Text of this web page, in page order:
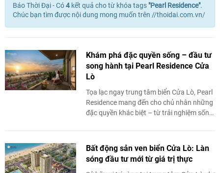
Báo Thời Đại - Có4 kết quả chotừ khóa tags "Pearl Residence".
Chúc bạn tìm được nội dung mong muốn trên //thoidai.com.vn/
Khám phá đặc quyền sống – đầu tư
song hành tại Pearl Residence Cửa
Lò
Tọa lạc ngay trung tâm biển Cửa Lò, Pearl
Residence mang đến cho chủ nhân những
đặc quyền khác biệt – từ trải nghiệm sống
Bất động sản ven biển Cửa Lò: Làn
sóng đầu tư mới từ giá trị thực